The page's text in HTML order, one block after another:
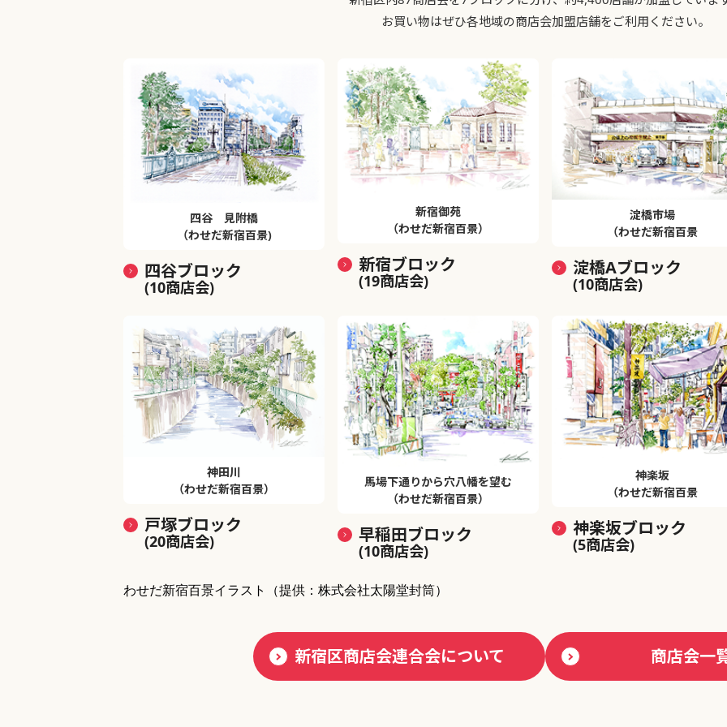
お買い物はぜひ各地域の商店会加盟店舗をご利用ください。
四谷 見附橋
（わせだ新宿百景)
四谷ブロック
(10商店会)
新宿御苑
（わせだ新宿百景）
新宿ブロック
(19商店会)
淀橋市場
（わせだ新宿百景
淀橋Aブロック
(10商店会)
神田川
（わせだ新宿百景）
戸塚ブロック
(20商店会)
馬場下通りから穴八幡を望む
（わせだ新宿百景）
早稲田ブロック
(10商店会)
神楽坂
（わせだ新宿百景
神楽坂ブロック
(5商店会)
わせだ新宿百景イラスト （提供：株式会社太陽堂封筒）
新宿区商店会連合会について 商店会一